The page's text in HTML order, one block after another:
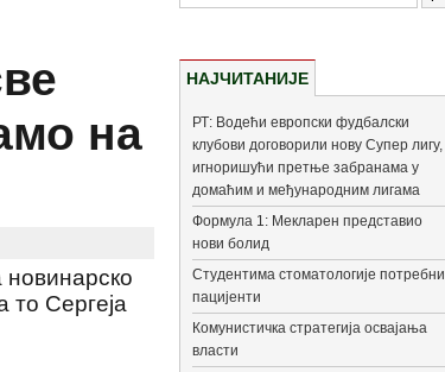
на
то Сергеја
НАЈЧИТАНИЈЕ
РТ: Водећи европски фудбалски
клубови договорили нову Супер лигу,
игноришући претње забранама у
домаћим и међународним лигама
Формула 1: Мекларен представио
нови болид
Студентима стоматологије потребни
пацијенти
Комунистичка стратегија освајања
власти